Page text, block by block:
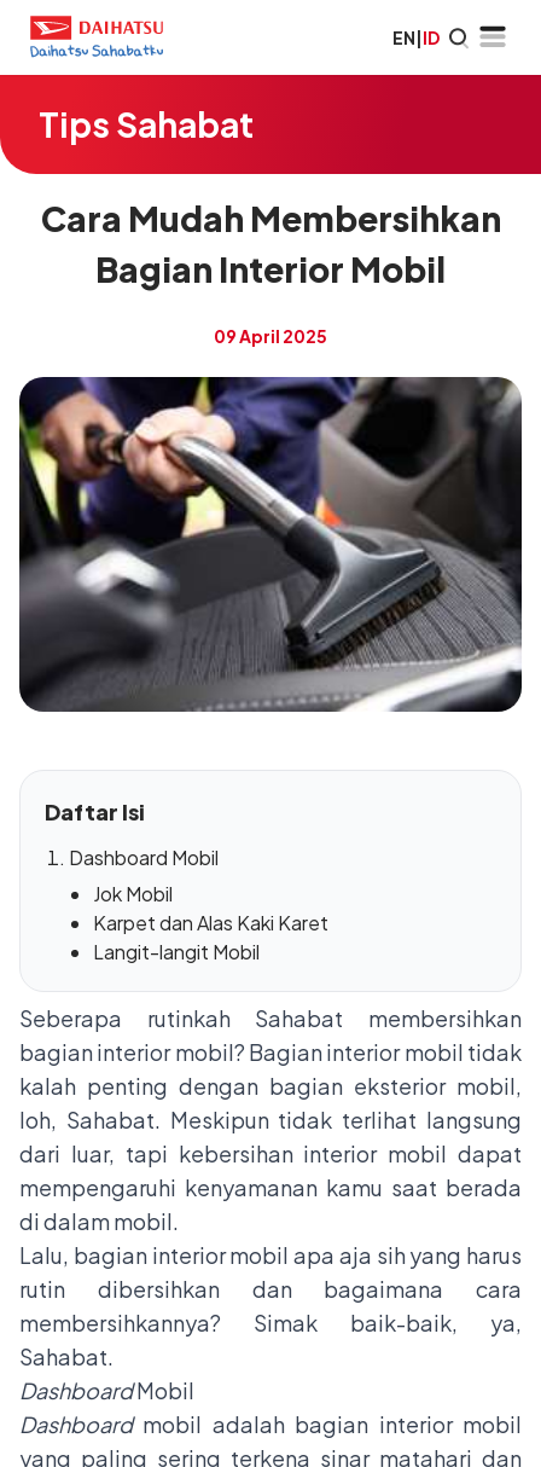
EN|ID
Tips Sahabat
Cara Mudah Membersihkan
Bagian Interior Mobil
09 April 2025
Daftar Isi
Dashboard Mobil
Jok Mobil
Karpet dan Alas Kaki Karet
Langit-langit Mobil
Seberapa rutinkah Sahabat membersihkan
bagian interior mobil? Bagian interior mobil tidak
kalah penting dengan bagian eksterior mobil,
loh, Sahabat. Meskipun tidak terlihat langsung
dari luar, tapi kebersihan interior mobil dapat
mempengaruhi kenyamanan kamu saat berada
di dalam mobil.
Lalu, bagian interior mobil apa aja sih yang harus
rutin dibersihkan dan bagaimana cara
membersihkannya? Simak baik-baik, ya,
Sahabat.
DashboardMobil
Dashboardmobil adalah bagian interior mobil
yang paling sering terkena sinar matahari dan